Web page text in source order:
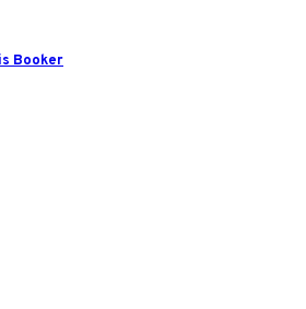
Booker